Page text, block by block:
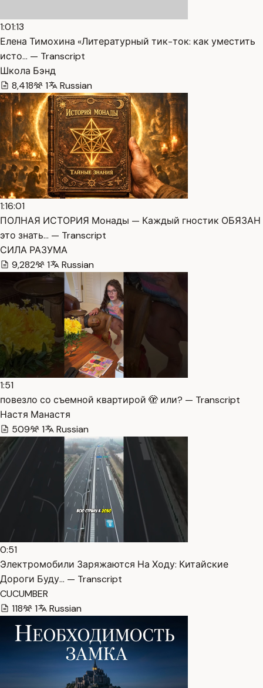
1:01:13
Елена Тимохина «Литературный тик-ток: как уместить
исто… — Transcript
Школа Бэнд
8,418
1 Russian
1:16:01
ПОЛНАЯ ИСТОРИЯ Монады — Каждый гностик ОБЯЗАН
это знать… — Transcript
СИЛА РАЗУМА
9,282
1 Russian
1:51
повезло со съемной квартирой 🫣 или? — Transcript
Настя Манастя
509
1 Russian
0:51
Электромобили Заряжаются На Ходу: Китайские
Дороги Буду… — Transcript
CUCUMBER
118
1 Russian